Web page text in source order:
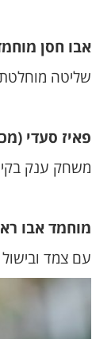
אבו חסן
שליטה
פאיז סעדי
משחק ענק
מוחמד אבו
עם צמד